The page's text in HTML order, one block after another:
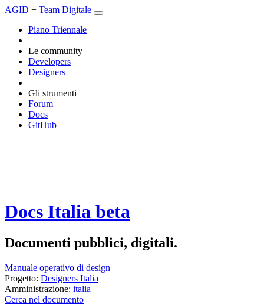
AGID + Team Digitale
Piano Triennale
Le community
Developers
Designers
Gli strumenti
Forum
Docs
GitHub
Docs Italia beta
Documenti pubblici, digitali.
Manuale operativo di design
Progetto: Designers Italia
Amministrazione: italia
Cerca nel documento